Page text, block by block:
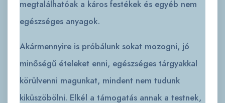
megtalálhatóak a káros festékek és egyéb nem
egészséges anyagok.
Akármennyire is próbálunk sokat mozogni, jó
minőségű ételeket enni, egészséges tárgyakkal
körülvenni magunkat, mindent nem tudunk
kiküszöbölni. Elkél a támogatás annak a testnek,